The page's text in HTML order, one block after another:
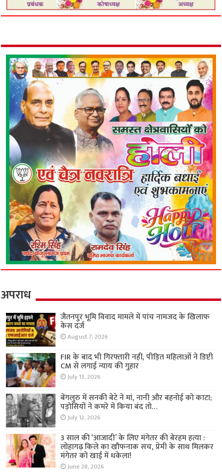
अपराध
जैतनपुर भूमि विवाद मामले में पांच नामजद के खिलाफ
केस दर्ज
August 7, 2026
FIR के बाद भी गिरफ्तारी नहीं, पीड़ित महिलाओं ने डिप्टी
CM से लगाई न्याय की गुहार
July 13, 2026
बेंगलुरु में सनकी बेटे ने मां, नानी और बहनोई को काटा;
पड़ोसियों ने कमरे में किया बंद तो…
July 12, 2026
3 साल की ‘आजादी’ के लिए मंगेतर की बेरहम हत्या :
लोहागढ़ किले का खौफनाक सच, प्रेमी के साथ मिलकर
मंगेतर को खाई में धकेला!
June 28, 2026